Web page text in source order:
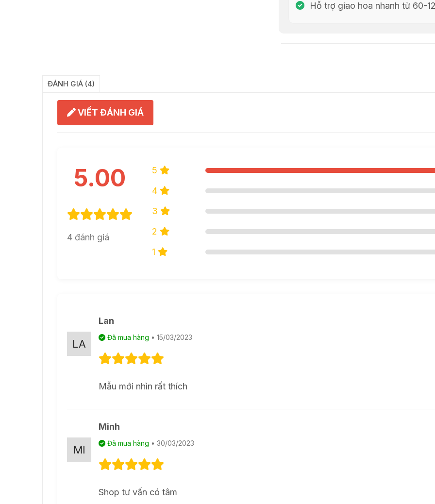
Hỗ trợ giao hoa nhanh từ 60-
ĐÁNH GIÁ (4)
VIẾT ĐÁNH GIÁ
5.00
4 đánh giá
5
4
3
2
1
Lan
Đã mua hàng • 15/03/2023
Mẫu mới nhìn rất thích
Minh
Đã mua hàng • 30/03/2023
Shop tư vấn có tâm